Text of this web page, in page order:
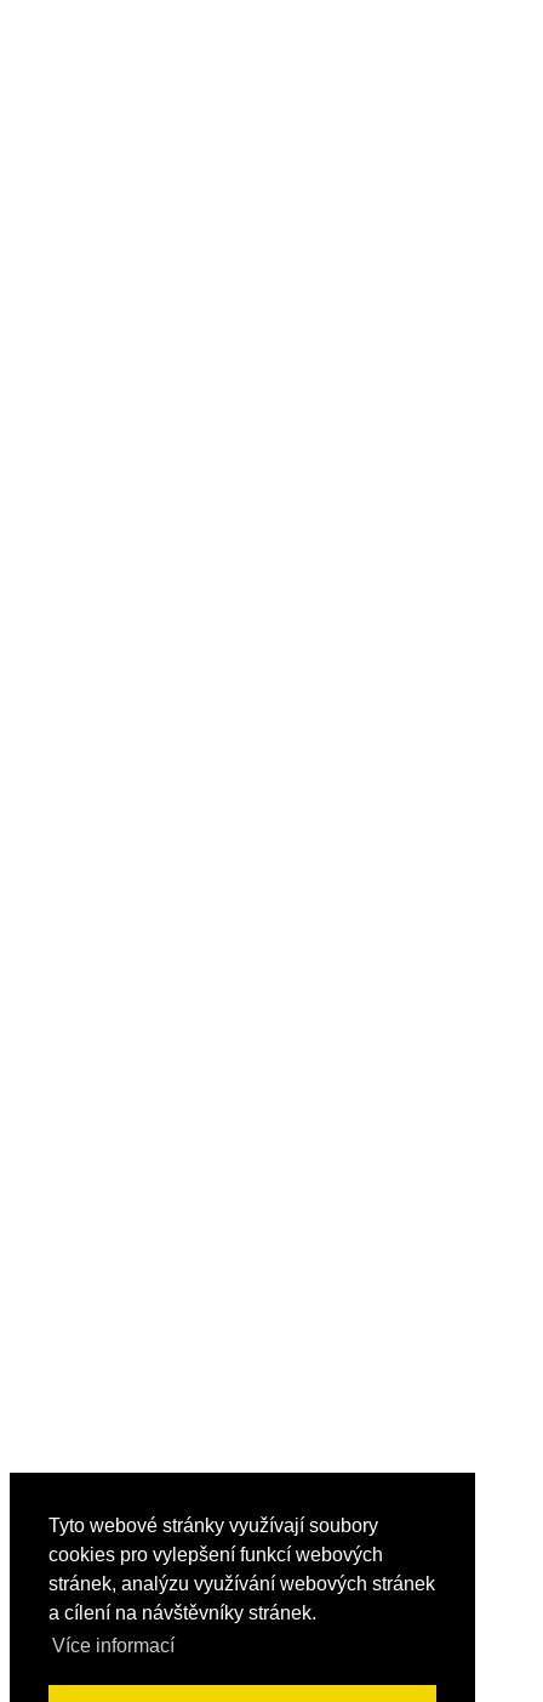
Tyto webové stránky využívají soubory
cookies pro vylepšení funkcí webových
stránek, analýzu využívání webových stránek
a cílení na návštěvníky stránek.
Více informací